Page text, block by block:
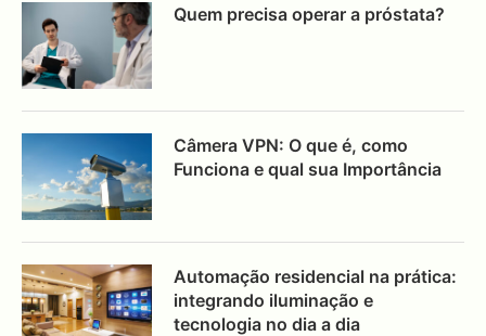
Quem precisa operar a próstata?
Câmera VPN: O que é, como
Funciona e qual sua Importância
Automação residencial na prática:
integrando iluminação e
tecnologia no dia a dia